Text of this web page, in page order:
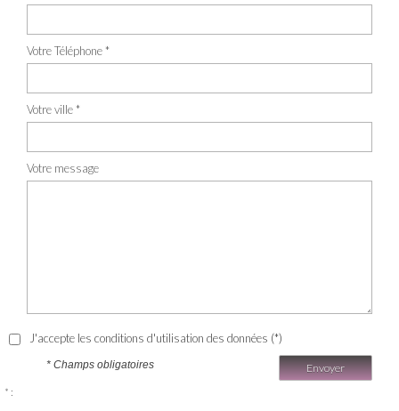
Votre Téléphone *
Votre ville *
Votre message
J'accepte les conditions d'utilisation des données (*)
Envoyer
* Champs obligatoires
* :